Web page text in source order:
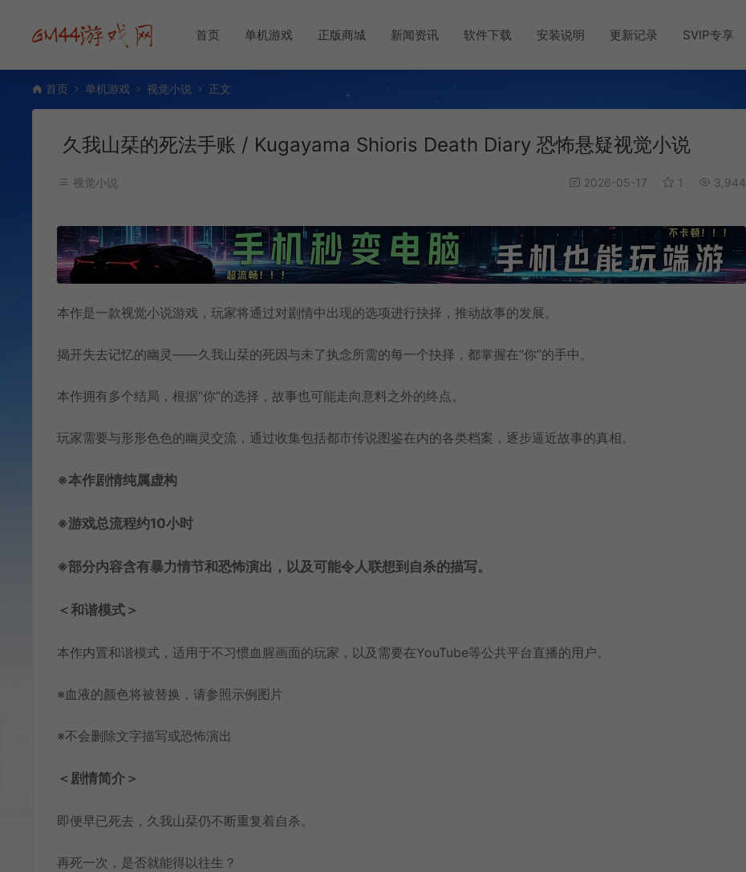
首页 单机游戏 正版商城 新闻资讯 软件下载 安装说明 更新记录 SVIP专享
首页 单机游戏 视觉小说 正文
久我山栞的死法手账 / Kugayama Shioris Death Diary 恐怖悬疑视觉小说
视觉小说 2026-05-17 1 3,944
本作是一款视觉小说游戏，玩家将通过对剧情中出现的选项进行抉择，推动故事的发展。
揭开失去记忆的幽灵——久我山栞的死因与未了执念所需的每一个抉择，都掌握在“你”的手中。
本作拥有多个结局，根据“你”的选择，故事也可能走向意料之外的终点。
玩家需要与形形色色的幽灵交流，通过收集包括都市传说图鉴在内的各类档案，逐步逼近故事的真相。
※本作剧情纯属虚构
※游戏总流程约10小时
※部分内容含有暴力情节和恐怖演出，以及可能令人联想到自杀的描写。
＜和谐模式＞
本作内置和谐模式，适用于不习惯血腥画面的玩家，以及需要在YouTube等公共平台直播的用户。
※血液的颜色将被替换，请参照示例图片
※不会删除文字描写或恐怖演出
＜剧情简介＞
即便早已死去，久我山栞仍不断重复着自杀。
再死一次，是否就能得以往生？